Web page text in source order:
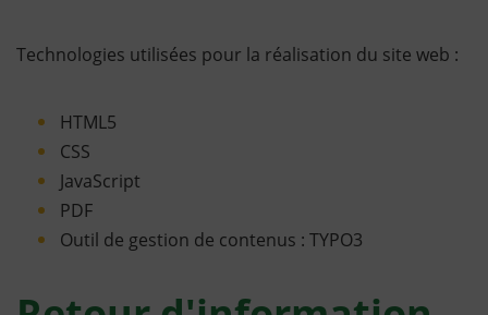
Technologies utilisées pour la réalisation du site web :
HTML5
CSS
JavaScript
PDF
Outil de gestion de contenus : TYPO3